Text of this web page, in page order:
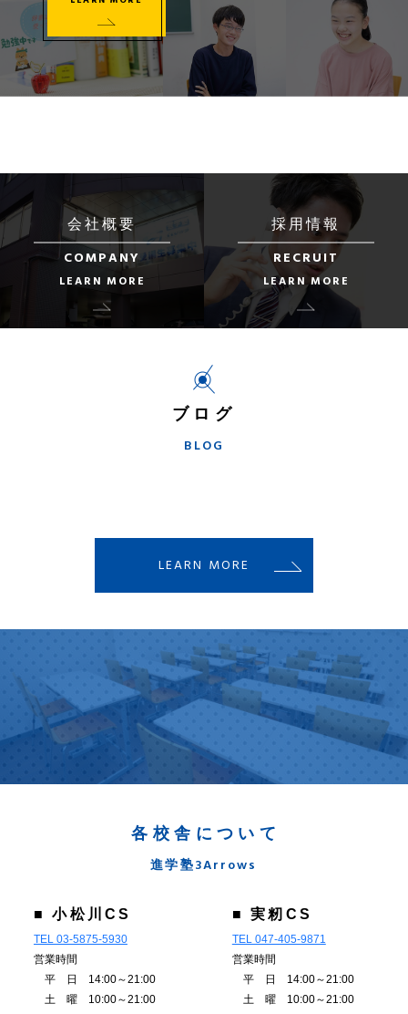
会社概要
COMPANY
LEARN MORE
採用情報
RECRUIT
LEARN MORE
ブログ
BLOG
LEARN MORE
各校舎について
進学塾3Arrows
■ 小松川CS
TEL 03-5875-5930
営業時間
平 日 14:00～21:00
土 曜 10:00～21:00
■ 実籾CS
TEL 047-405-9871
営業時間
平 日 14:00～21:00
土 曜 10:00～21:00